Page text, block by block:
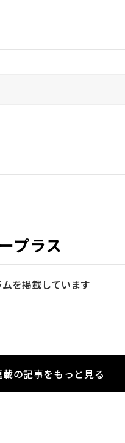
プラス
を掲載しています
載の記事をもっと見る